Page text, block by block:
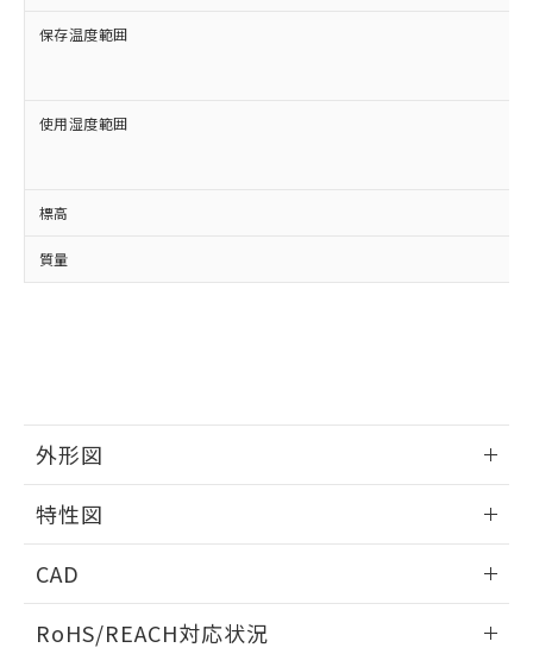
保存温度範囲
使用湿度範囲
標高
質量
外形図
外形図
特性図
電気的耐久性曲線
CAD
ドすることができます。
RoHS/REACH対応状況